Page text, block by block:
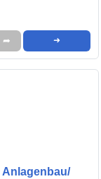
➦ ➜
Anlagenbau/